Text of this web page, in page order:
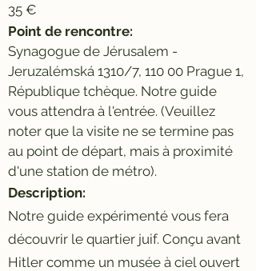
35 €
Point de rencontre:
Synagogue de Jérusalem -
Jeruzalémská 1310/7, 110 00 Prague 1,
République tchèque. Notre guide
vous attendra à l'entrée. (Veuillez
noter que la visite ne se termine pas
au point de départ, mais à proximité
d'une station de métro).
Description:
Notre guide expérimenté vous fera
découvrir le quartier juif. Conçu avant
Hitler comme un musée à ciel ouvert